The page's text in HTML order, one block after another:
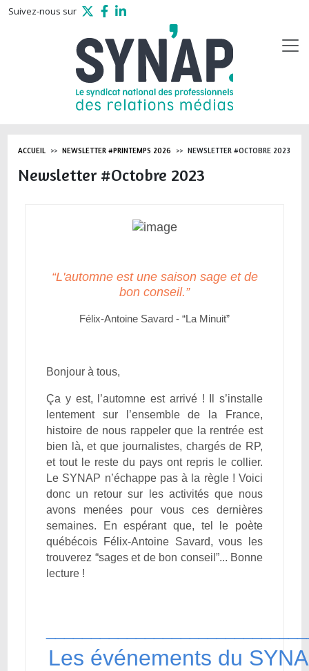
Aller au contenu principal
Suivez-nous sur
ACCUEIL NEWSLETTER #PRINTEMPS 2026 NEWSLETTER #OCTOBRE 2023
Newsletter #Octobre 2023
“L'automne est une saison sage et de
bon conseil.”
Félix-Antoine Savard - “La Minuit”
Bonjour à tous,
Ça y est, l’automne est arrivé ! Il s’installe
lentement sur l’ensemble de la France,
histoire de nous rappeler que la rentrée est
bien là, et que journalistes, chargés de RP,
et tout le reste du pays ont repris le collier.
Le SYNAP n’échappe pas à la règle ! Voici
donc un retour sur les activités que nous
avons menées pour vous ces dernières
semaines. En espérant que, tel le poète
québécois Félix-Antoine Savard, vous les
trouverez “sages et de bon conseil”... Bonne
lecture !
Les événements du